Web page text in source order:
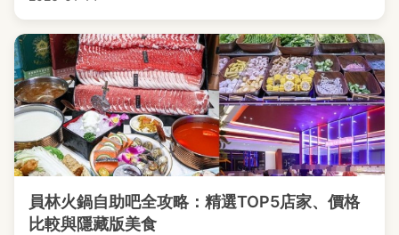
員林火鍋自助吧全攻略：精選TOP5店家、價格
比較與隱藏版美食